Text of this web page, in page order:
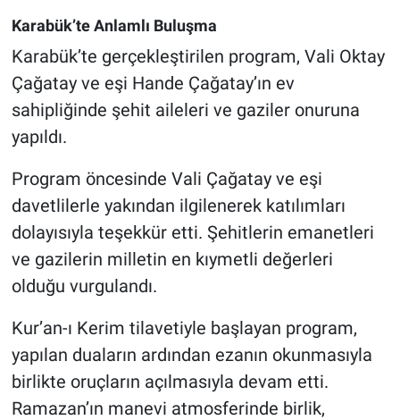
Karabük’te Anlamlı Buluşma
Karabük’te gerçekleştirilen program, Vali Oktay
Çağatay ve eşi Hande Çağatay’ın ev
sahipliğinde şehit aileleri ve gaziler onuruna
yapıldı.
Program öncesinde Vali Çağatay ve eşi
davetlilerle yakından ilgilenerek katılımları
dolayısıyla teşekkür etti. Şehitlerin emanetleri
ve gazilerin milletin en kıymetli değerleri
olduğu vurgulandı.
Kur’an-ı Kerim tilavetiyle başlayan program,
yapılan duaların ardından ezanın okunmasıyla
birlikte oruçların açılmasıyla devam etti.
Ramazan’ın manevi atmosferinde birlik,